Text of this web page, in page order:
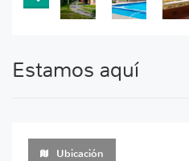
Estamos aquí
Ubicación